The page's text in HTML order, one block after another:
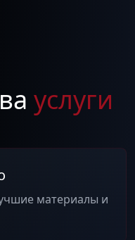
услуги
материалы и